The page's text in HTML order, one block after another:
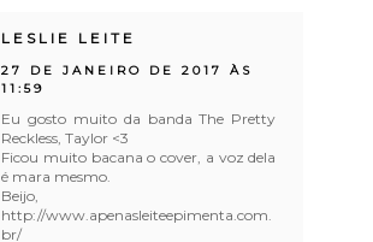
LESLIE LEITE
27 DE JANEIRO DE 2017 ÀS
11:59
Eu gosto muito da banda The Pretty
Reckless, Taylor <3
Ficou muito bacana o cover, a voz dela
é mara mesmo.
Beijo,
http://www.apenasleiteepimenta.com.
br/